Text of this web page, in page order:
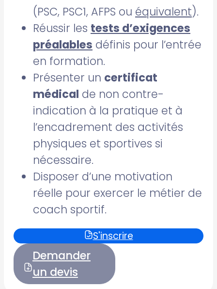
(PSC, PSC1, AFPS ou équivalent).
Réussir les tests d’exigences
préalables définis pour l’entrée
en formation.
Présenter un certificat
médical de non contre-
indication à la pratique et à
l’encadrement des activités
physiques et sportives si
nécessaire.
Disposer d’une motivation
réelle pour exercer le métier de
coach sportif.
S'inscrire
Demander
un devis